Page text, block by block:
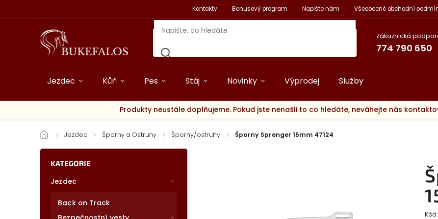
Kontakty Bonusový program Napište nám Všeobecné obchodní
Zákaznická
774 790 650
Jezdec Kůň Pes Stáj Novinky Výprodej Služby
Produkty neustále doplňujeme. Pokud jste nenašli to co hledáte, neváhejte nás
/ Jezdec / Šporny a Ostruhy / Šporny/ostruhy / Šporny Sprenger 15mm 47124
KATEGORIE
Jezdec
Back on Track
Kód: